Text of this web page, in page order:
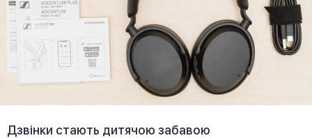
Дзвінки стають дитячою забавою